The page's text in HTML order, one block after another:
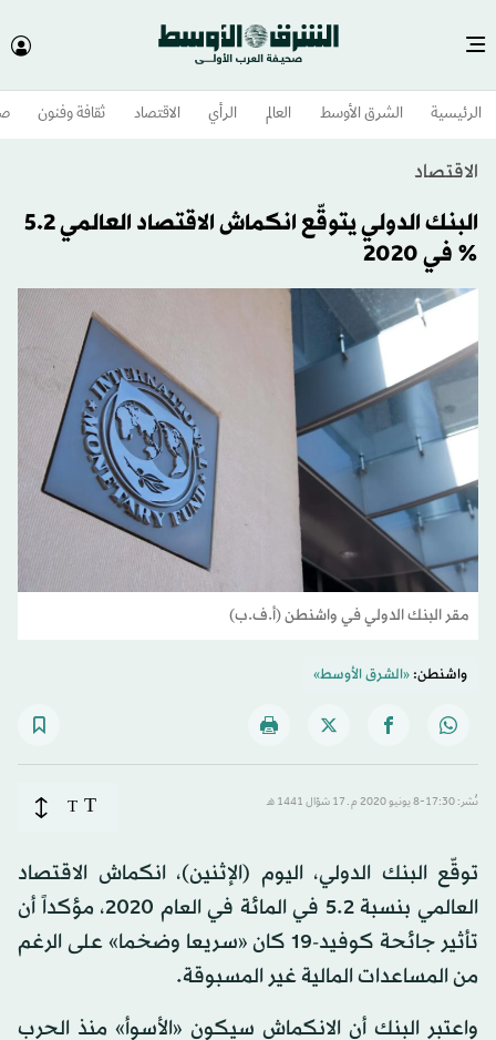
الرئيسية الشرق الأوسط​ العالم الرأي الاقتصاد ثقافة وفنون
الاقتصاد
البنك الدولي يتوقّع انكماش الاقتصاد العالمي 5.2
% في 2020
مقر البنك الدولي في واشنطن (أ.ف.ب)
واشنطن:«الشرق الأوسط»
نُشر: 17:30-8 يونيو 2020 م ـ 17 شوّال 1441 هـ T
T
توقّع البنك الدولي، اليوم (الإثنين)، انكماش الاقتصاد
العالمي بنسبة 5.2 في المائة في العام 2020، مؤكداً أن
تأثير جائحة كوفيد-19 كان «سريعا وضخما» على الرغم
من المساعدات المالية غير المسبوقة.
واعتبر البنك أن الانكماش سيكون «الأسوأ» منذ الحرب